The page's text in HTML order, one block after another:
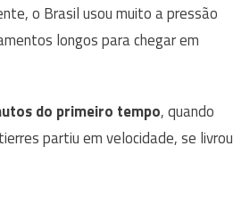
o Brasil usou muito a pressão
longos para chegar em
do primeiro tempo, quando
partiu em velocidade, se livrou